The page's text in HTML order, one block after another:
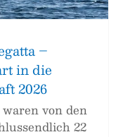
–
in die
2026
von den
22